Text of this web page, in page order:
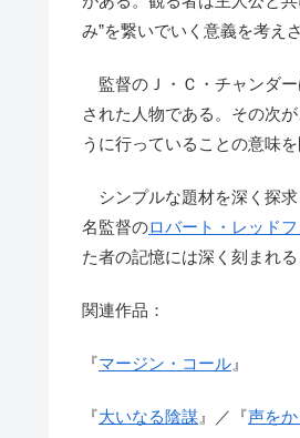
み”を繋いでいく意義を考え
監督のＪ・Ｃ・チャンダー
された人物である。その次
うに行っていることの意味
シンプルな題材を深く探求
名監督のロバート・レッド
た者の記憶には深く刻まれ
関連作品：
『マージン・コール 』
『大いなる陰謀 』／『声をか